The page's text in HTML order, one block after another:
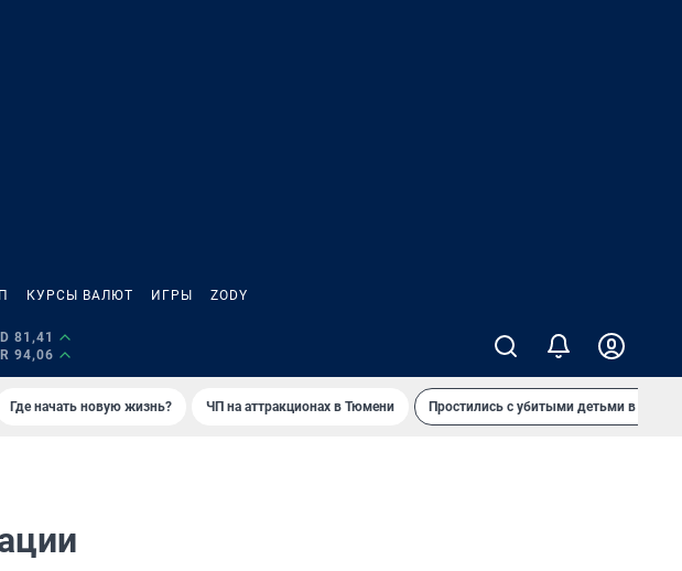
КУРСЫ ВАЛЮТ ИГРЫ ZODY
81,41
94,06
Где начать новую жизнь? ЧП на аттракционах в Тюмени Простились с убитыми детьми в